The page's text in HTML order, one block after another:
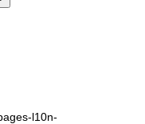
l10n-